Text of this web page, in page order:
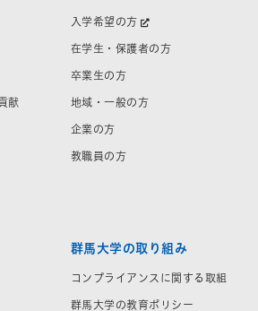
献
入学希望の方
在学生・保護者の方
卒業生の方
地域・一般の方
企業の方
教職員の方
群馬大学の取り組み
コンプライアンスに関する取組
群馬大学の教育ポリシー